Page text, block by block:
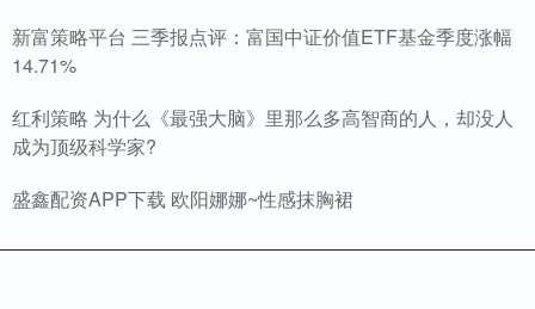
新富策略平台 三季报点评：富国中证价值ETF基金季度涨幅
14.71%
红利策略 为什么《最强大脑》里那么多高智商的人，却没人
成为顶级科学家?
盛鑫配资APP下载 欧阳娜娜~性感抹胸裙